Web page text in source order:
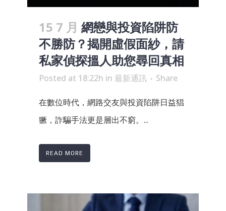
15 7 月 網戀與投資陷阱防
不勝防？揭開虛假面紗，請
私家偵探搵人助您尋回真相
Posted at 18:22h in 最新通訊 Share
在數位時代，網路交友與投資陷阱日益猖
獗，詐騙手法更是層出不窮。...
READ MORE